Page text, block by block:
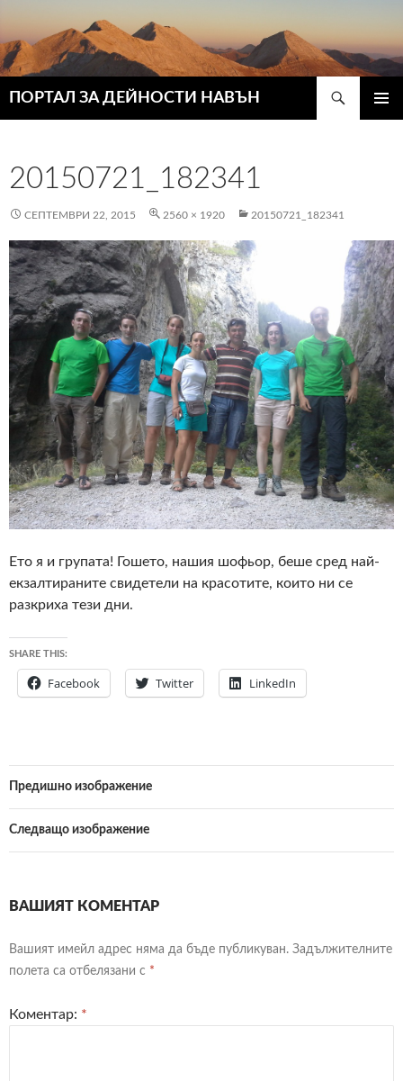
ПОРТАЛ ЗА ДЕЙНОСТИ НАВЪН
20150721_182341
СЕПТЕМВРИ 22, 2015 2560 × 1920 20150721_182341
Ето я и групата! Гошето, нашия шофьор, беше сред най-
екзалтираните свидетели на красотите, които ни се
разкриха тези дни.
SHARE THIS:
Facebook Twitter LinkedIn
Предишно изображение
Следващо изображение
ВАШИЯТ КОМЕНТАР
Вашият имейл адрес няма да бъде публикуван. Задължителните
полета са отбелязани с *
Коментар: *